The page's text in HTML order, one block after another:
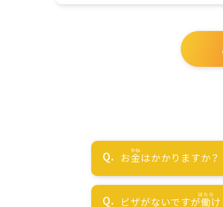
お金はかかりますか？
ビザがないですが働